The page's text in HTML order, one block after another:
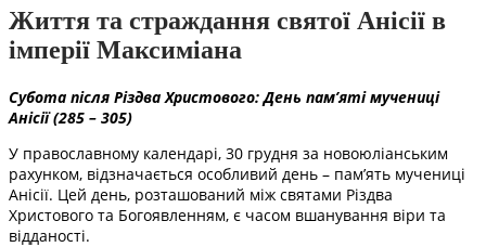
Життя та страждання святої Анісії в
імперії Максиміана
Субота після Різдва Христового: День пам’яті мучениці
Анісії (285 – 305)
У православному календарі, 30 грудня за новоюліанським
рахунком, відзначається особливий день – пам’ять мучениці
Анісії. Цей день, розташований між святами Різдва
Христового та Богоявленням, є часом вшанування віри та
відданості.